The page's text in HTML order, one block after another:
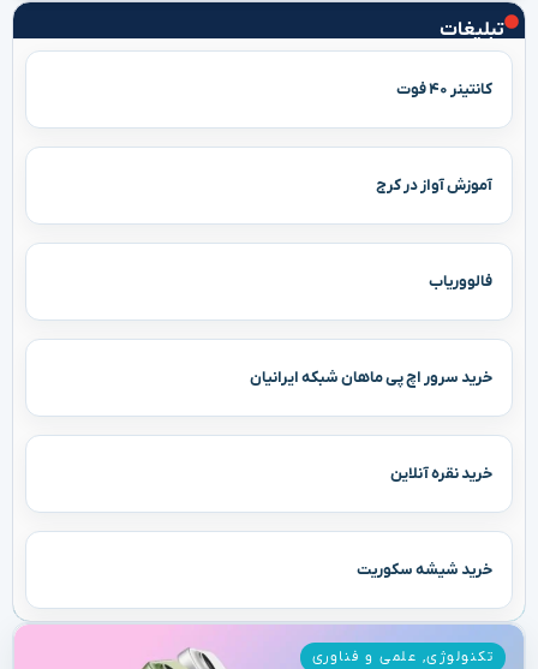
تبلیغات
کانتینر ۴۰ فوت
آموزش آواز در کرج
فالووریاب
خرید سرور اچ پی ماهان شبکه ایرانیان
خرید نقره آنلاین
خرید شیشه سکوریت
تکنولوژی, علمی و فناوری